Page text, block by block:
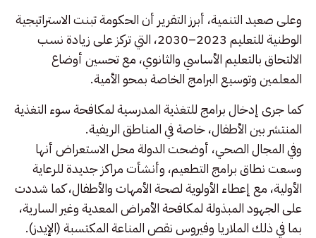
وعلى صعيد التنمية، أبرز التقرير أن الحكومة تبنت الاستراتيجية
الوطنية للتعليم 2023–2030، التي تركز على زيادة نسب
الالتحاق بالتعليم الأساسي والثانوي، مع تحسين أوضاع
المعلمين وتوسيع البرامج الخاصة بمحو الأمية.
كما جرى إدخال برامج للتغذية المدرسية لمكافحة سوء التغذية
المنتشر بين الأطفال، خاصة في المناطق الريفية.
وفي المجال الصحي، أوضحت الدولة محل الاستعراض أنها
وسعت نطاق برامج التطعيم، وأنشأت مراكز جديدة للرعاية
الأولية، مع إعطاء الأولوية لصحة الأمهات والأطفال، كما شددت
على الجهود المبذولة لمكافحة الأمراض المعدية وغير السارية،
بما في ذلك الملاريا وفيروس نقص المناعة المكتسبة (الإيدز).